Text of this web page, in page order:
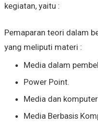
kegiatan, yaitu :
Pemaparan teori dalam
yang meliputi materi :
Media dalam
Power Point.
Media dan komputer
Media Berbasis